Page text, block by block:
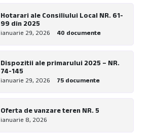
Hotarari ale Consiliului Local NR. 61-
99 din 2025
ianuarie 29, 2026 40 documente
Dispozitii ale primarului 2025 – NR.
74-145
ianuarie 29, 2026 75 documente
Oferta de vanzare teren NR. 5
ianuarie 8, 2026